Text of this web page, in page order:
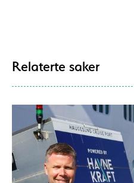
Relaterte saker